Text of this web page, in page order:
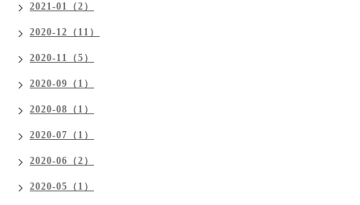
2021-01（2）
2020-12（11）
2020-11（5）
2020-09（1）
2020-08（1）
2020-07（1）
2020-06（2）
2020-05（1）